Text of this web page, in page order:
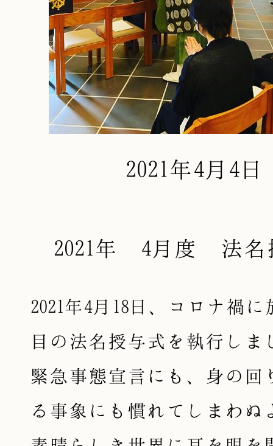
2021年4月4日
2021年 4月度 法名
2021年4月18日、コロナ禍
目の法名授与式を執行しま
緊急事態宣言にも、身の回
る事象にも慣れてしまわぬ